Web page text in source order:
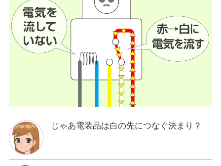
じゃあ電装品は白の先につなぐ決まり？